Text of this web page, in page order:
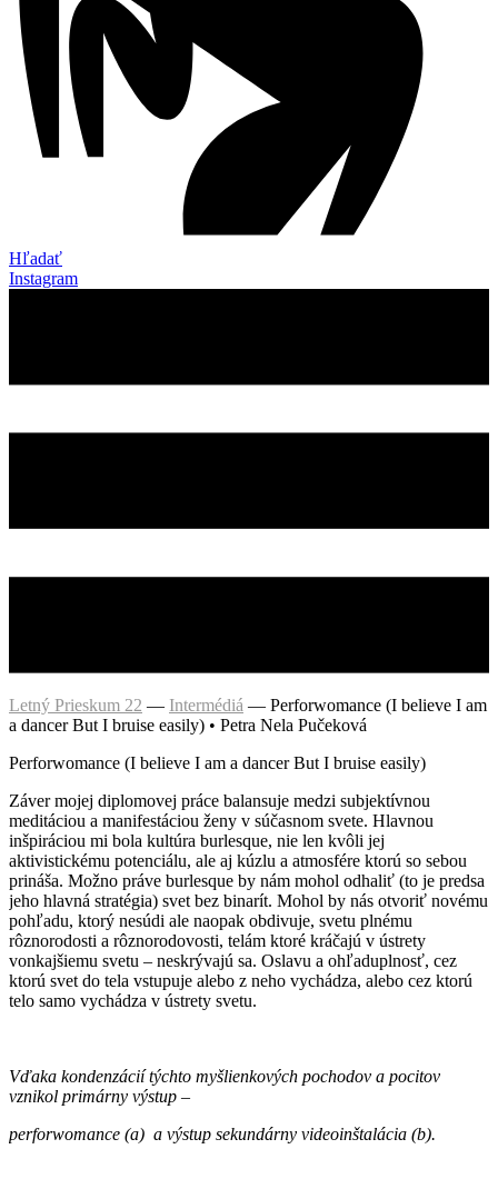
Hľadať
Instagram
Letný Prieskum 22 — Intermédiá — Perforwomance (I believe I am
a dancer But I bruise easily) • Petra Nela Pučeková
Perforwomance (I believe I am a dancer But I bruise easily)
Záver mojej diplomovej práce balansuje medzi subjektívnou
meditáciou a manifestáciou ženy v súčasnom svete. Hlavnou
inšpiráciou mi bola kultúra burlesque, nie len kvôli jej
aktivistickému potenciálu, ale aj kúzlu a atmosfére ktorú so sebou
prináša. Možno práve burlesque by nám mohol odhaliť (to je predsa
jeho hlavná stratégia) svet bez binarít. Mohol by nás otvoriť novému
pohľadu, ktorý nesúdi ale naopak obdivuje, svetu plnému
rôznorodosti a rôznorodovosti, telám ktoré kráčajú v ústrety
vonkajšiemu svetu – neskrývajú sa. Oslavu a ohľaduplnosť, cez
ktorú svet do tela vstupuje alebo z neho vychádza, alebo cez ktorú
telo samo vychádza v ústrety svetu.
Vďaka kondenzácií týchto myšlienkových pochodov a pocitov
vznikol primárny výstup –
perforwomance (a) a výstup sekundárny videoinštalácia (b).